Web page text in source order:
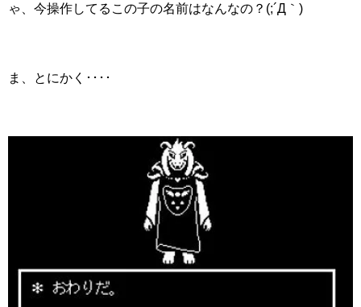
ゃ、今操作してるこの子の名前はなんなの？(;´Д｀)
ま、とにかく････